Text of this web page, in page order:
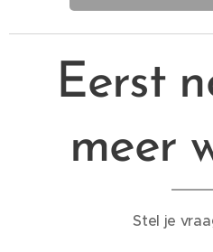
Eerst
meer
Stel je